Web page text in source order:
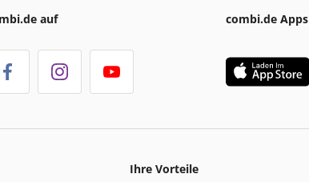
auf combi.de Apps
Ihre Vorteile